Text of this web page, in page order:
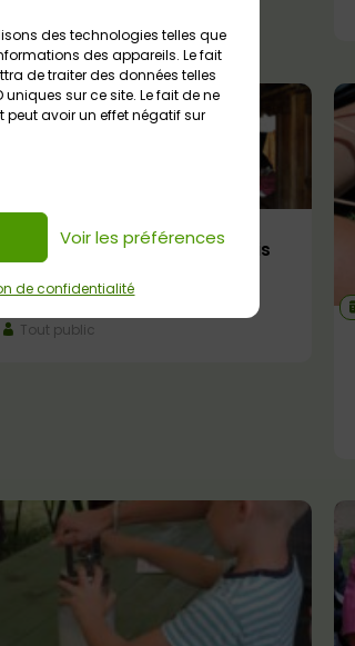
des technologies telles que
des appareils. Le fait
de traiter des données telles
sur ce site. Le fait de ne
peut avoir un effet négatif sur
Voir les préférences
de confidentialité
20 août 2026
Atelier galettes au feu de bois
Ecomusée du Pays d’Auray – St-
Tout public